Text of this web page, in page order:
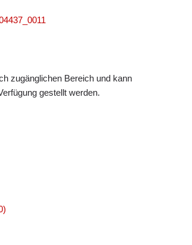
zugänglichen Bereich und kann
gestellt werden.